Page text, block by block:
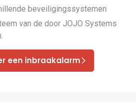
beveiligingssystemen
van de door JOJO Systems
een inbraakalarm